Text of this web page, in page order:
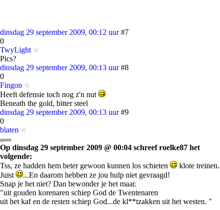
dinsdag 29 september 2009, 00:12 uur #7
0
TwyLight
Pics?
dinsdag 29 september 2009, 00:13 uur #8
0
Fingon
Heeft defensie toch nog z'n nut
Beneath the gold, bitter steel
dinsdag 29 september 2009, 00:13 uur #9
0
blaten
quote:
Op dinsdag 29 september 2009 @ 00:04 schreef roelke87 het
volgende:
Tss, ze hadden hem beter gewoon kunnen los schieten
klote treinen.
Juist
...En daarom hebben ze jou hulp niet gevraagd!
Snap je het niet? Dan bewonder je het maar.
"uit gouden korenaren schiep God de Twentenaren
uit het kaf en de resten schiep God...de kl**tzakken uit het westen. "